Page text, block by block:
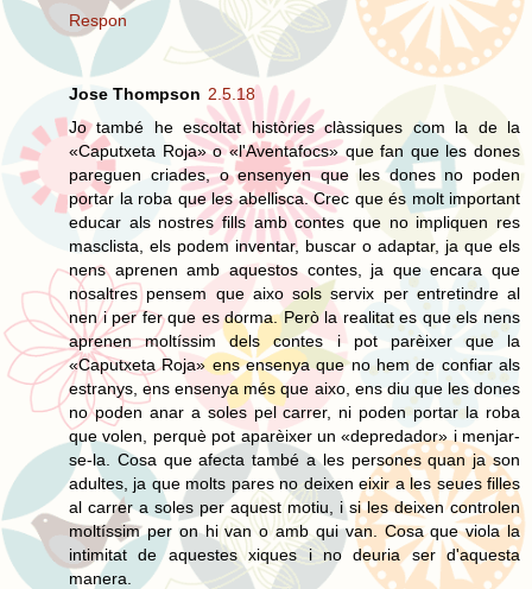
Respon
Jose Thompson 2.5.18
Jo també he escoltat històries clàssiques com la de la
«Caputxeta Roja» o «l'Aventafocs» que fan que les dones
pareguen criades, o ensenyen que les dones no poden
portar la roba que les abellisca. Crec que és molt important
educar als nostres fills amb contes que no impliquen res
masclista, els podem inventar, buscar o adaptar, ja que els
nens aprenen amb aquestos contes, ja que encara que
nosaltres pensem que aixo sols servix per entretindre al
nen i per fer que es dorma. Però la realitat es que els nens
aprenen moltíssim dels contes i pot parèixer que la
«Caputxeta Roja» ens ensenya que no hem de confiar als
estranys, ens ensenya més que aixo, ens diu que les dones
no poden anar a soles pel carrer, ni poden portar la roba
que volen, perquè pot aparèixer un «depredador» i menjar-
se-la. Cosa que afecta també a les persones quan ja son
adultes, ja que molts pares no deixen eixir a les seues filles
al carrer a soles per aquest motiu, i si les deixen controlen
moltíssim per on hi van o amb qui van. Cosa que viola la
intimitat de aquestes xiques i no deuria ser d'aquesta
manera.